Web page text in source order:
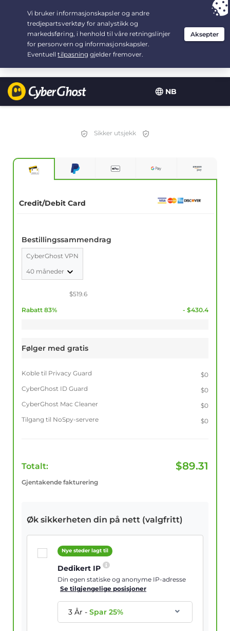
NB
Your choice: The Best Dealfor 3.3333333333333-years at $
/month
Sikker utsjekk
Credit/Debit Card
Bestillingssammendrag
CyberGhost VPN
40 måneder
$519.6
Rabatt 83% - $430.4
Følger med gratis
Koble til Privacy Guard
$0
CyberGhost ID Guard
$0
CyberGhost Mac Cleaner
$0
Tilgang til NoSpy-servere
$0
Totalt: $89.31
Gjentakende fakturering
Øk sikkerheten din på nett (valgfritt)
Nye steder lagt til
Dedikert IP
Din egen statiske og anonyme IP-adresse
Se tilgjengelige posisjoner
3 År-Spar25%